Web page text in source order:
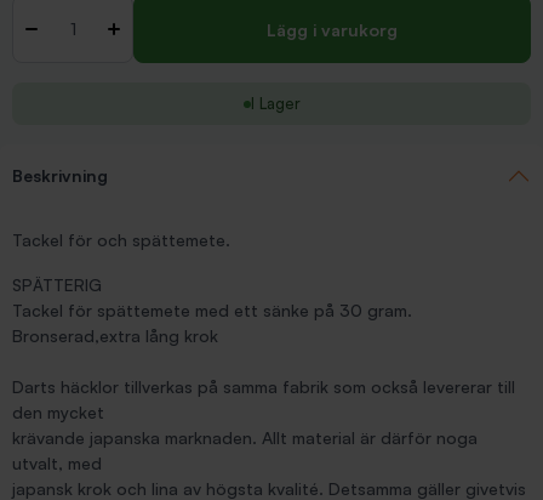
- + Lägg i varukorg
I Lager
Beskrivning
Tackel för och spättemete.
SPÄTTERIG
Tackel för spättemete med ett sänke på 30 gram.
Bronserad,extra lång krok
Darts häcklor tillverkas på samma fabrik som också levererar till
den mycket
krävande japanska marknaden. Allt material är därför noga
utvalt, med
japansk krok och lina av högsta kvalité. Detsamma gäller givetvis